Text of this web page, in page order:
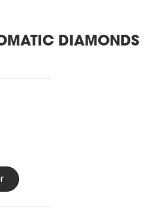
DIAMONDS